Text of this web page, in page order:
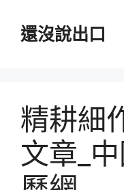
還沒說出口
精耕細
文章_